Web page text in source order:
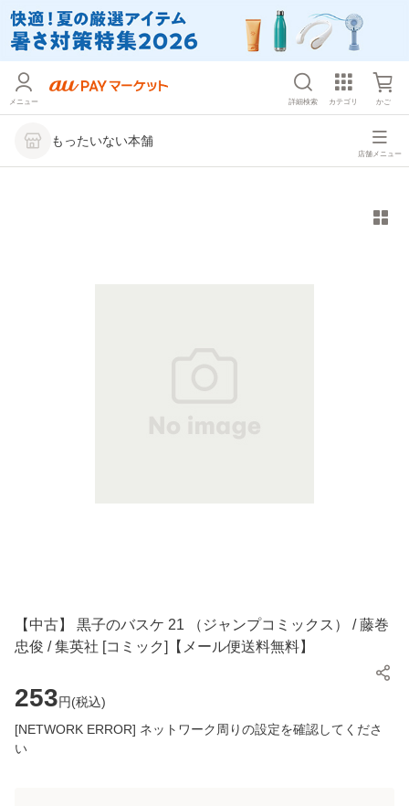
メニュー 詳細検索 カテゴリ かご
もったいない本舗
店舗メニュー
【中古】 黒子のバスケ 21 （ジャンプコミックス） / 藤巻
忠俊 / 集英社 [コミック]【メール便送料無料】
253円(税込)
[NETWORK ERROR] ネットワーク周りの設定を確認してくださ
い